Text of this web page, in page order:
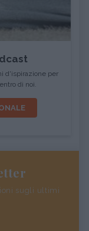
d'ispirazione per
di noi.
sugli ultimi